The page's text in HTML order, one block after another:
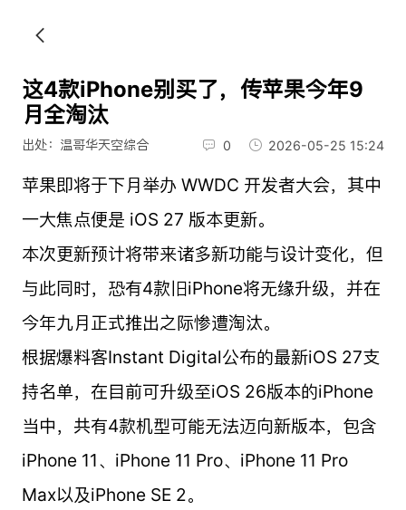
这4款iPhone别买了，传苹果今年9
月全淘汰
出处：温哥华天空综合 0 2026-05-25 15:24
苹果即将于下月举办 WWDC 开发者大会，其中
一大焦点便是 iOS 27 版本更新。
本次更新预计将带来诸多新功能与设计变化，但
与此同时，恐有4款旧iPhone将无缘升级，并在
今年九月正式推出之际惨遭淘汰。
根据爆料客Instant Digital公布的最新iOS 27支
持名单，在目前可升级至iOS 26版本的iPhone
当中，共有4款机型可能无法迈向新版本，包含
iPhone 11、iPhone 11 Pro、iPhone 11 Pro
Max以及iPhone SE 2。